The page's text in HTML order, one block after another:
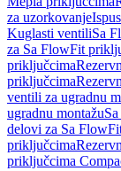
za uzorkovanje
Kuglasti ventiliSa
za Sa FlowFit
priključcima
priključcima
ventili za ugradnu
ugradnu montažu
delovi za Sa
priključcima
priključcima